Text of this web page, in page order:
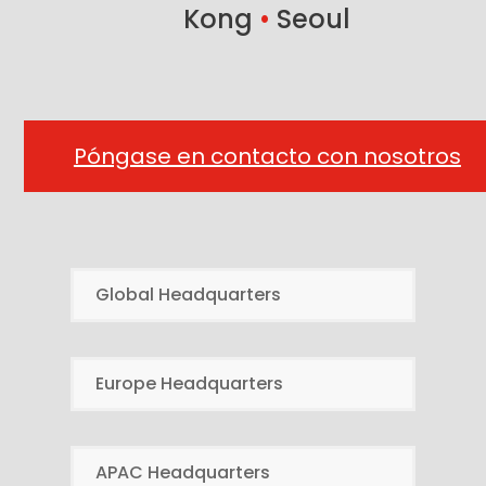
Kong • Seoul
Póngase en contacto con nosotros
Global Headquarters
Europe Headquarters
APAC Headquarters